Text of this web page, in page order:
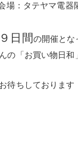
場：タテヤマ電器
９日間の開催とな
の「お買い物日和
待ちしております